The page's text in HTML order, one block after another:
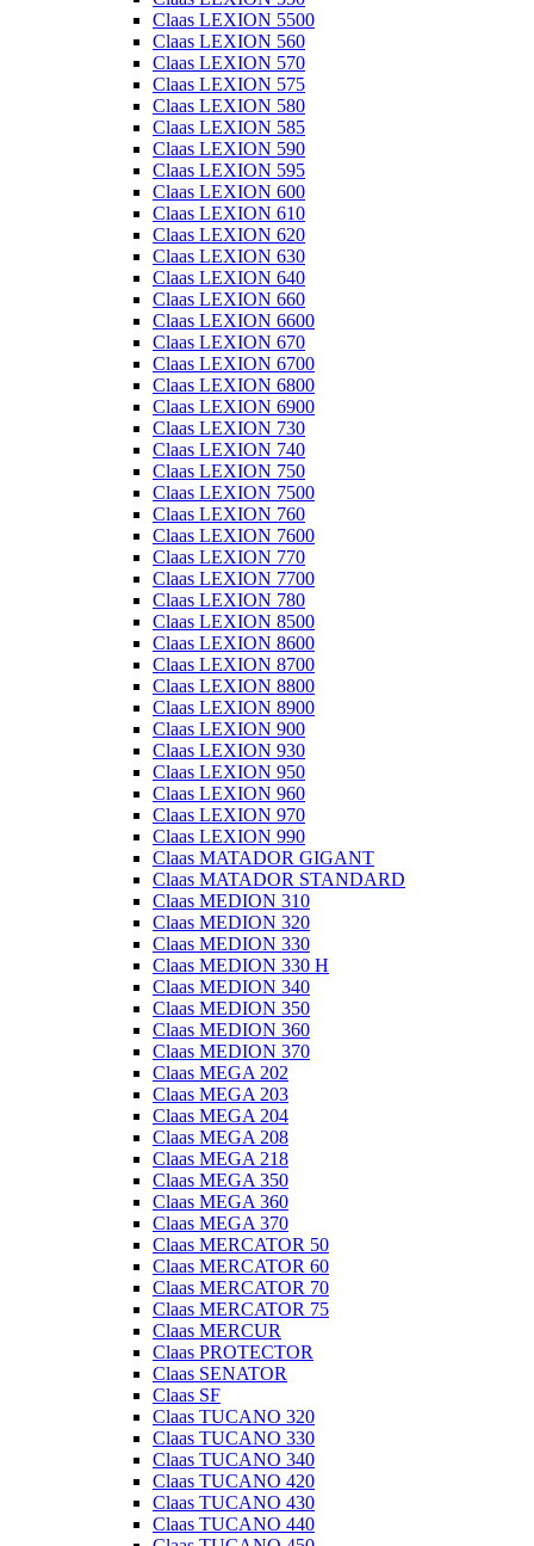
Claas LEXION 5500
Claas LEXION 560
Claas LEXION 570
Claas LEXION 575
Claas LEXION 580
Claas LEXION 585
Claas LEXION 590
Claas LEXION 595
Claas LEXION 600
Claas LEXION 610
Claas LEXION 620
Claas LEXION 630
Claas LEXION 640
Claas LEXION 660
Claas LEXION 6600
Claas LEXION 670
Claas LEXION 6700
Claas LEXION 6800
Claas LEXION 6900
Claas LEXION 730
Claas LEXION 740
Claas LEXION 750
Claas LEXION 7500
Claas LEXION 760
Claas LEXION 7600
Claas LEXION 770
Claas LEXION 7700
Claas LEXION 780
Claas LEXION 8500
Claas LEXION 8600
Claas LEXION 8700
Claas LEXION 8800
Claas LEXION 8900
Claas LEXION 900
Claas LEXION 930
Claas LEXION 950
Claas LEXION 960
Claas LEXION 970
Claas LEXION 990
Claas MATADOR GIGANT
Claas MATADOR STANDARD
Claas MEDION 310
Claas MEDION 320
Claas MEDION 330
Claas MEDION 330 H
Claas MEDION 340
Claas MEDION 350
Claas MEDION 360
Claas MEDION 370
Claas MEGA 202
Claas MEGA 203
Claas MEGA 204
Claas MEGA 208
Claas MEGA 218
Claas MEGA 350
Claas MEGA 360
Claas MEGA 370
Claas MERCATOR 50
Claas MERCATOR 60
Claas MERCATOR 70
Claas MERCATOR 75
Claas MERCUR
Claas PROTECTOR
Claas SENATOR
Claas SF
Claas TUCANO 320
Claas TUCANO 330
Claas TUCANO 340
Claas TUCANO 420
Claas TUCANO 430
Claas TUCANO 440